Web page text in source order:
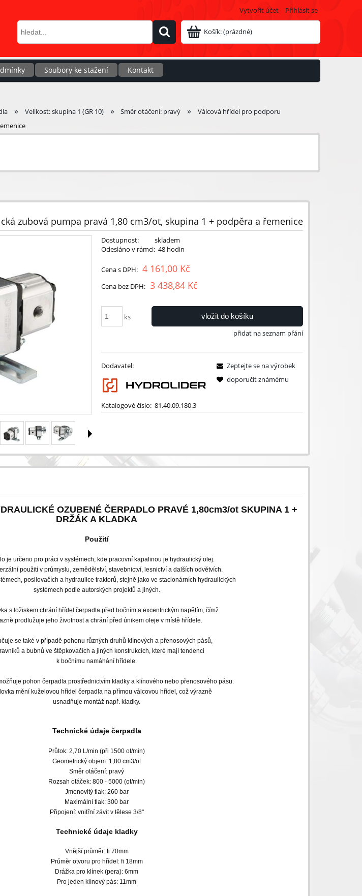
Vytvořit účet Přihlásit se
Košík:(prázdné)
Soubory ke stažení Kontakt
» Velikost: skupina 1 (GR 10) » Směr otáčení: pravý » Válcová hřídel pro podporu
zubová pumpa pravá 1,80 cm3/ot, skupina 1 + podpěra a řemenice
Dostupnost:
skladem
Odesláno v rámci: 48 hodin
Cena s DPH: 4 161,00 Kč
Cena bez DPH: 3 438,84 Kč
ks vložit do košíku
přidat na seznam přání
Dodavatel:
Katalogové číslo: 81.40.09.180.3
Zeptejte se na výrobek
doporučit známému
OZUBENÉ ČERPADLO PRAVÉ 1,80cm3/ot SKUPINA 1 +
DRŽÁK A KLADKA
Použití
je určeno pro práci v systémech, kde pracovní kapalinou je hydraulický olej.
použití v průmyslu, zemědělství, stavebnictví, lesnictví a dalších odvětvích.
posilovačích a hydraulice traktorů, stejně jako ve stacionárních hydraulických
systémech podle autorských projektů a jiných.
s ložiskem chrání hřídel čerpadla před bočním a excentrickým napětím, čímž
prodlužuje jeho životnost a chrání před únikem oleje v místě hřídele.
se také v případě pohonu různých druhů klínových a přenosových pásů,
a bubnů ve štěpkovačích a jiných konstrukcích, které mají tendenci
k bočnímu namáhání hřídele.
pohon čerpadla prostřednictvím kladky a klínového nebo přenosového pásu.
mění kuželovou hřídel čerpadla na přímou válcovou hřídel, což výrazně
usnadňuje montáž např. kladky.
Technické údaje čerpadla
Průtok: 2,70 L/min (při 1500 ot/min)
Geometrický objem: 1,80 cm3/ot
Směr otáčení: pravý
Rozsah otáček: 800 - 5000 (ot/min)
Jmenovitý tlak: 260 bar
Maximální tlak: 300 bar
Připojení: vnitřní závit v tělese 3/8"
Technické údaje kladky
Vnější průměr: fi 70mm
Průměr otvoru pro hřídel: fi 18mm
Drážka pro klínek (pera): 6mm
Pro jeden klínový pás: 11mm